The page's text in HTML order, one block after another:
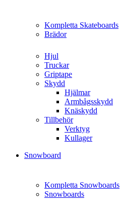
Kompletta Skateboards
Brädor
Hjul
Truckar
Griptape
Skydd
Hjälmar
Armbågsskydd
Knäskydd
Tillbehör
Verktyg
Kullager
Snowboard
Kompletta Snowboards
Snowboards